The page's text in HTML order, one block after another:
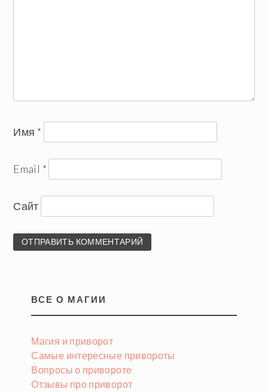
Имя *
Email *
Сайт
ВСЕ О МАГИИ
Магия и приворот
Самые интересные привороты
Вопросы о привороте
Отзывы про приворот